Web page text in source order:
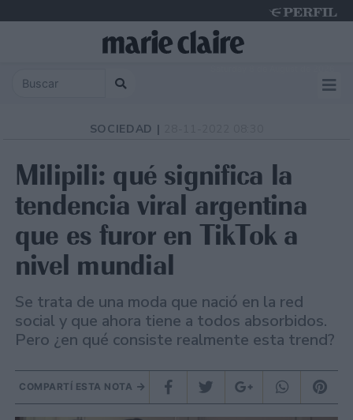
SOCIEDAD |
Milipili: qué significa la
tendencia viral argentina
que es furor en TikTok a
nivel mundial
Se trata de una moda que nació en la red
social y que ahora tiene a todos absorbidos.
Pero ¿en qué consiste realmente esta trend?
COMPARTÍ ESTA NOTA